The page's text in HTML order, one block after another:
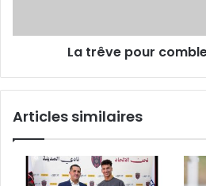
La trêve pour
Articles similaires